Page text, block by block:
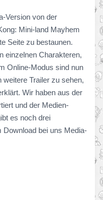
Version von der
Mini-land Mayhem
Seite zu bestaunen.
einzelnen Charakteren,
Online-Modus sind nun
Trailer zu sehen,
Wir haben aus der
und der Medien-
es noch drei
Download bei uns Media-